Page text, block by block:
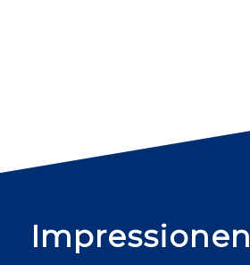
Impressionen